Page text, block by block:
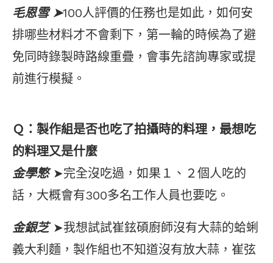
毛恩雪 ➤100人評價的任務也是如此，如何安
排哪些材料才不會剩下，第一輪的時候為了避
免同時錄製時路線重疊，會事先諮詢專家或提
前進行模擬。
Ｑ：製作組是否也吃了拍攝時的料理，最想吃
的料理又是什麼
金學慜➤完全沒吃過，如果１、２個人吃的
話，大概會有300多名工作人員也要吃。
金銀芝➤我想試試崔鉉碩廚師沒有大蒜的蛤蜊
義大利麵，製作組也不知道沒有放大蒜，崔弦